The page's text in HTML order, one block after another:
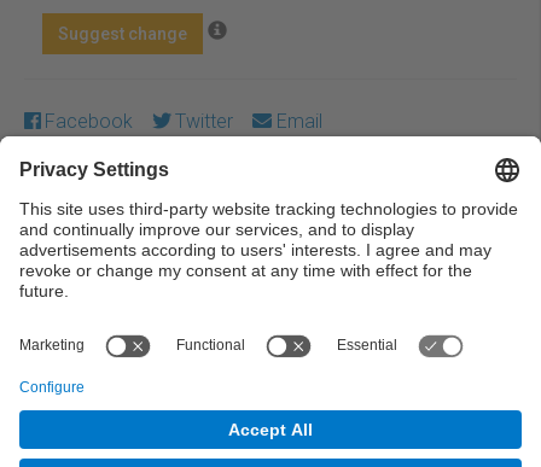
Suggest change
Facebook Twitter Email
Except where otherwise noted, content on this work is
licensed under a Creative Commons license:Attribution-
NonCommercial-NoDerivs 3.0 Spain